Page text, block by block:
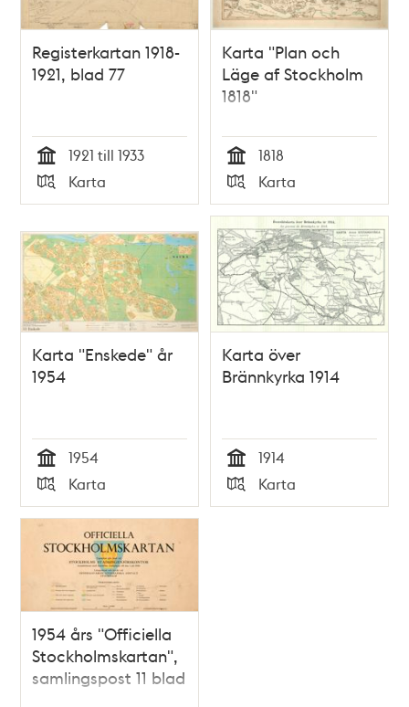
Registerkartan 1918-
1921, blad 77
Tid
1921 till 1933
Typ
Karta
Karta "Plan och
Läge af Stockholm
1818"
Tid
1818
Typ
Karta
Karta "Enskede" år
1954
Tid
1954
Typ
Karta
Karta över
Brännkyrka 1914
Tid
1914
Typ
Karta
1954 års "Officiella
Stockholmskartan",
samlingspost 11 blad